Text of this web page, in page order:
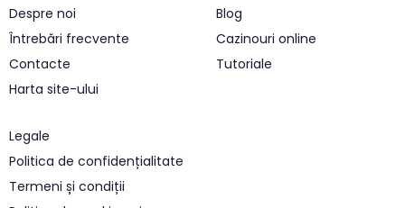
Despre noi
Întrebări frecvente
Contacte
Harta site-ului
Blog
Cazinouri online
Tutoriale
Legale
Politica de confidențialitate
Termeni și condiții